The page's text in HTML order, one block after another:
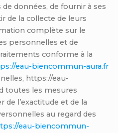
données, de fournir à ses
de la collecte de leurs
complète sur le
personnelles et de
conforme à la
eau-biencommun-aura.fr
https://eau-
toutes les mesures
de l’exactitude et de la
au regard des
eau-biencommun-